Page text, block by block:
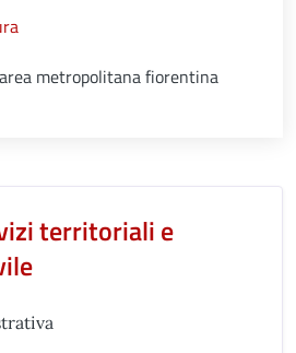
metropolitana fiorentina
territoriali e